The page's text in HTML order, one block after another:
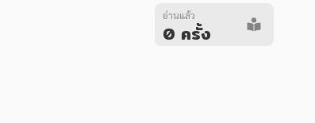
อ่านแล้ว
0 ครั้ง